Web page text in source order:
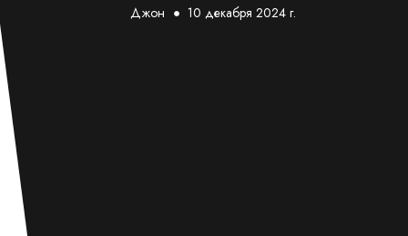
Джон 10 декабря 2024 г.